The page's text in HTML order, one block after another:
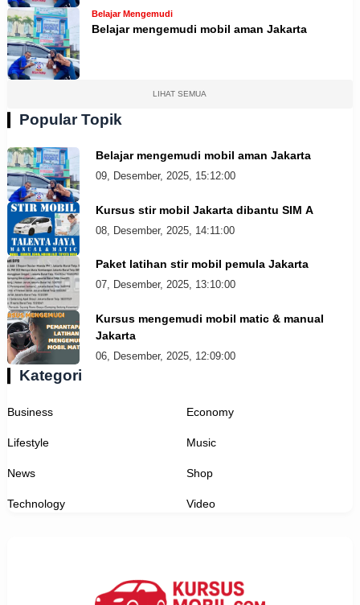
Belajar Mengemudi
Belajar mengemudi mobil aman Jakarta
LIHAT SEMUA
Popular Topik
Belajar mengemudi mobil aman Jakarta
09, Desember, 2025, 15:12:00
Kursus stir mobil Jakarta dibantu SIM A
08, Desember, 2025, 14:11:00
Paket latihan stir mobil pemula Jakarta
07, Desember, 2025, 13:10:00
Kursus mengemudi mobil matic & manual
Jakarta
06, Desember, 2025, 12:09:00
Kategori
Business Economy
Lifestyle Music
News Shop
Technology Video